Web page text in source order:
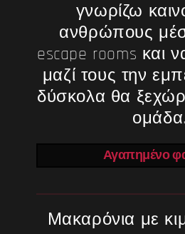
γνωρίζω
ανθρώπους
escape rooms και
μαζί τους την
δύσκολα θα
ομάδα.
Αγαπημένο
Μακαρόνια με